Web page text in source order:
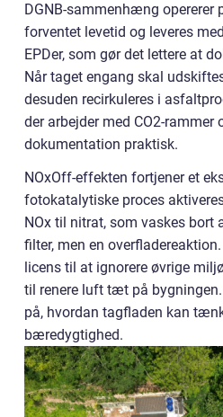
DGNB-sammenhæng opererer
forventet levetid og leveres
EPDer, som gør det lettere at
Når taget engang skal
desuden recirkuleres i
der arbejder med CO2-rammer
dokumentation praktisk.
NOxOff-effekten fortjener et
fotokatalytiske proces
NOx til nitrat, som vaskes bort
filter, men en
licens til at ignorere øvrige
til renere luft tæt på
på, hvordan tagfladen kan
bæredygtighed.